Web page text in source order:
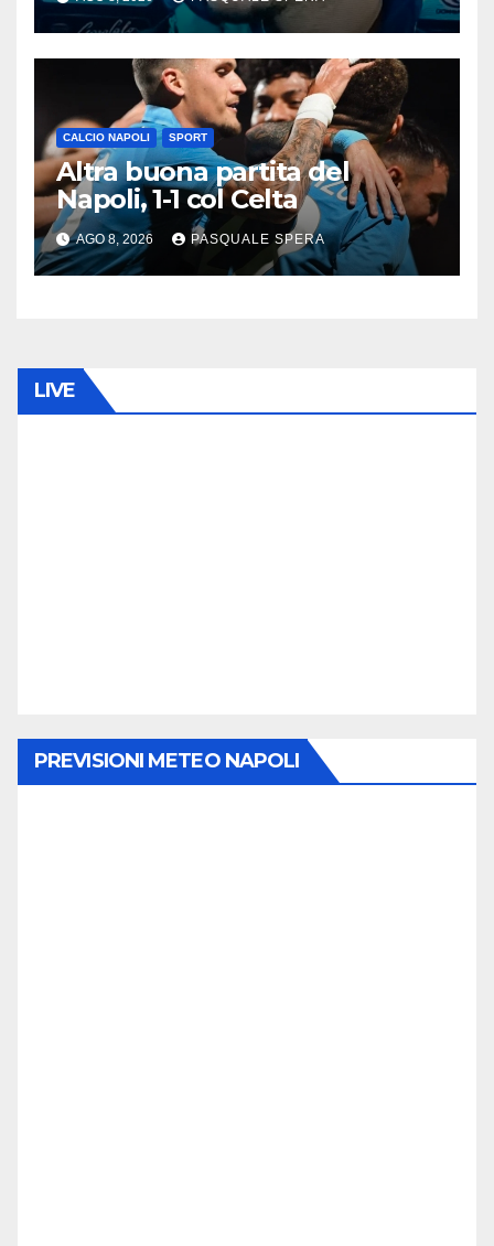
CALCIO NAPOLI SPORT
Altra buona partita del
Napoli, 1-1 col Celta
AGO 8, 2026 PASQUALE SPERA
LIVE
PREVISIONI METEO NAPOLI